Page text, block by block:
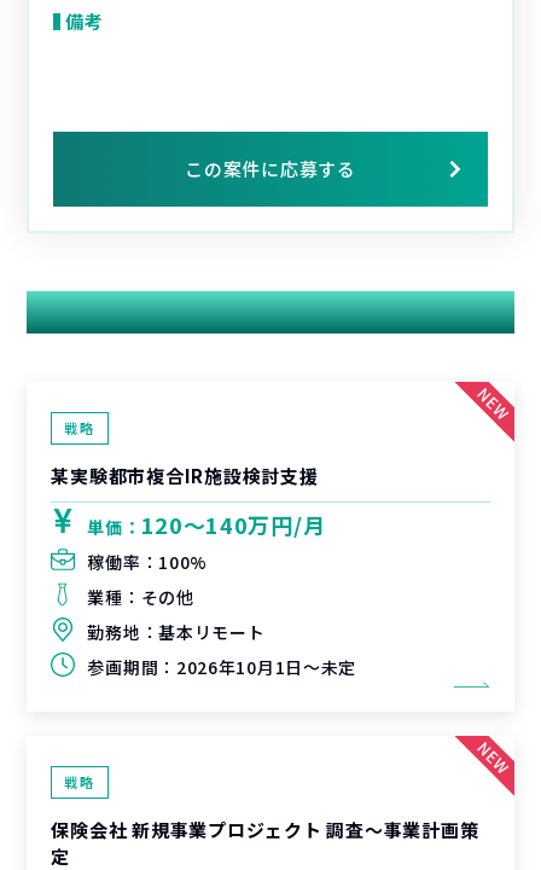
備考
この案件に応募する
関連する案件
戦略
某実験都市複合IR施設検討支援
単価： 120〜140万円/月
稼働率： 100%
業種： その他
勤務地：基本リモート
参画期間： 2026年10月1日～未定
戦略
保険会社 新規事業プロジェクト 調査〜事業計画策
定